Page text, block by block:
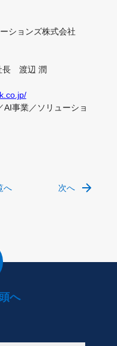
ーションズ株式会社
長 渡辺 潤
AI事業／ソリューショ
へ 次へ
へ